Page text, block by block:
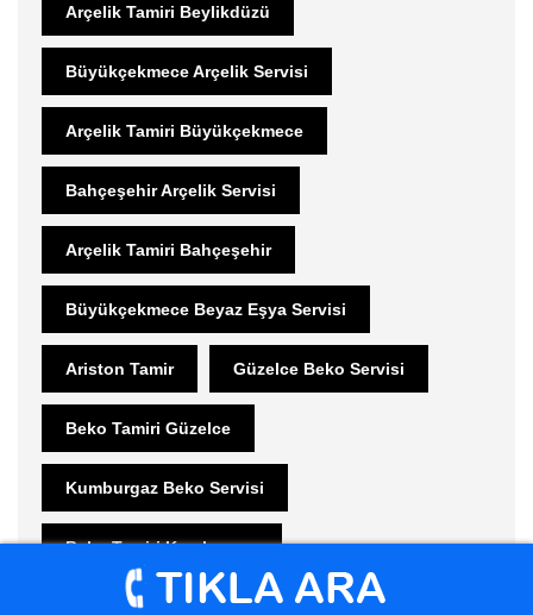
Arçelik Tamiri Beylikdüzü
Büyükçekmece Arçelik Servisi
Arçelik Tamiri Büyükçekmece
Bahçeşehir Arçelik Servisi
Arçelik Tamiri Bahçeşehir
Büyükçekmece Beyaz Eşya Servisi
Ariston Tamir Güzelce Beko Servisi
Beko Tamiri Güzelce
Kumburgaz Beko Servisi
Beko Tamiri Kumburgaz
Mimaroba Beko Servisi